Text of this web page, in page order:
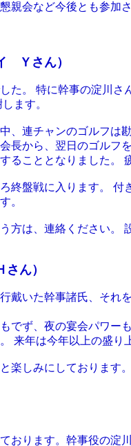
親会など今後とも参加
Ｙさん）
た。 特に幹事の淀川さ
ます。
、連チャンのゴルフは
長から、翌日のゴルフ
ることとなりました。
終盤戦に入ります。 付
。
方は、連絡ください。
ん）
戴いた幹事諸氏、それ
でず、夜の宴会パワー
来年は今年以上の盛り
楽しみにしております
おります。幹事役の淀